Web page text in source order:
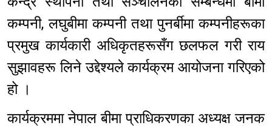
कम्पनी, लघुबीमा कम्पनी तथा पुनर्बीमा कम्पनीहरूका
प्रमुख कार्यकारी अधिकृतहरूसँग छलफल गरी राय
सुझावहरू लिने उद्देश्यले कार्यक्रम आयोजना गरिएको
हो ।
कार्यक्रममा नेपाल बीमा प्राधिकरणका अध्यक्ष जनक